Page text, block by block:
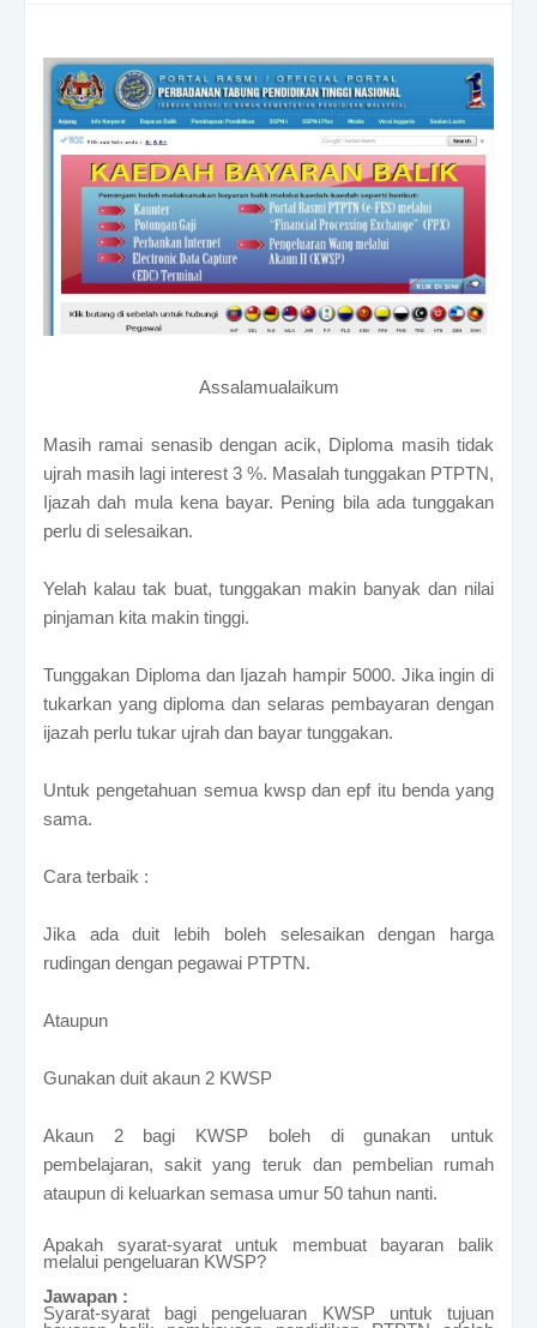
Assalamualaikum
Masih ramai senasib dengan acik, Diploma masih tidak
ujrah masih lagi interest 3 %. Masalah tunggakan PTPTN,
Ijazah dah mula kena bayar. Pening bila ada tunggakan
perlu di selesaikan.
Yelah kalau tak buat, tunggakan makin banyak dan nilai
pinjaman kita makin tinggi.
Tunggakan Diploma dan Ijazah hampir 5000. Jika ingin di
tukarkan yang diploma dan selaras pembayaran dengan
ijazah perlu tukar ujrah dan bayar tunggakan.
Untuk pengetahuan semua kwsp dan epf itu benda yang
sama.
Cara terbaik :
Jika ada duit lebih boleh selesaikan dengan harga
rudingan dengan pegawai PTPTN.
Ataupun
Gunakan duit akaun 2 KWSP
Akaun 2 bagi KWSP boleh di gunakan untuk
pembelajaran, sakit yang teruk dan pembelian rumah
ataupun di keluarkan semasa umur 50 tahun nanti.
Apakah syarat-syarat untuk membuat bayaran balik
melalui pengeluaran KWSP?
Jawapan :
Syarat-syarat bagi pengeluaran KWSP untuk tujuan